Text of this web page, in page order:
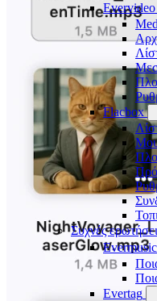
Evervideo
Flacbox
Συχνές
Evermusic
Evertag